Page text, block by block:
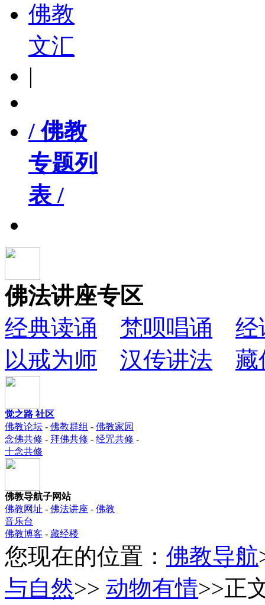
佛教
文汇
|
/ 佛教
专题列
表 /
佛法讲座专区
经典读诵
梵呗唱诵
经
以戒为师
汉传讲法 藏
觉之路 社区
佛教论坛 - 佛教群组 - 佛教家园
念佛共修 - 拜佛共修 - 经咒共修 -
十念共修
佛教导航子网站
佛教网址 - 佛法讲座 - 佛教
音乐台
佛教博客 - 藏经楼
您现在的位置： 佛教导航
与自然>> 动物有情>>正